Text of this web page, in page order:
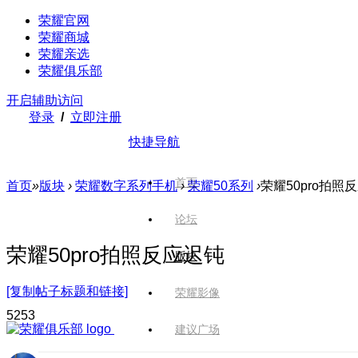
荣耀官网
荣耀商城
荣耀亲选
荣耀俱乐部
开启辅助访问
登录 / 立即注册
快捷导航
首页
论坛
版块
荣耀影像
建议广场
首页»版块 › 荣耀数字系列手机 › 荣耀50系列 ›荣耀50pro拍照
荣耀50pro拍照反应迟钝
[复制帖子标题和链接]
5253